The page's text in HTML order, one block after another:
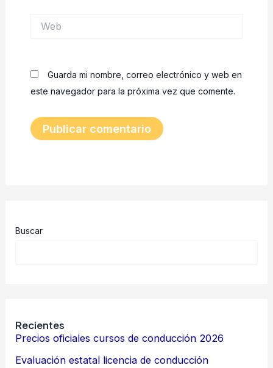
Guarda mi nombre, correo electrónico y web en
este navegador para la próxima vez que comente.
Buscar
Recientes
Precios oficiales cursos de conducción 2026
Evaluación estatal licencia de conducción